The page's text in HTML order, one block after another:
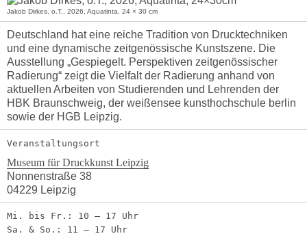
Jakob Dirkes, o.T., 2026, Aquatinta, 24 × 30 cm
Deutschland hat eine reiche Tradition von Drucktechniken
und eine dynamische zeitgenössische Kunstszene. Die
Ausstellung „Gespiegelt. Perspektiven zeitgenössischer
Radierung“ zeigt die Vielfalt der Radierung anhand von
aktuellen Arbeiten von Studierenden und Lehrenden der
HBK Braunschweig, der weißensee kunsthochschule berlin
sowie der HGB Leipzig.
Veranstaltungsort
Museum für Druckkunst Leipzig
Nonnenstraße 38
04229 Leipzig
Mi. bis Fr.: 10 – 17 Uhr
Sa. & So.: 11 – 17 Uhr